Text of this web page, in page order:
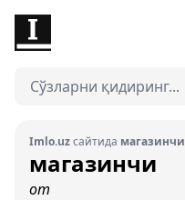
Imlo.uzсайтида магазинчи
магазинчи
от